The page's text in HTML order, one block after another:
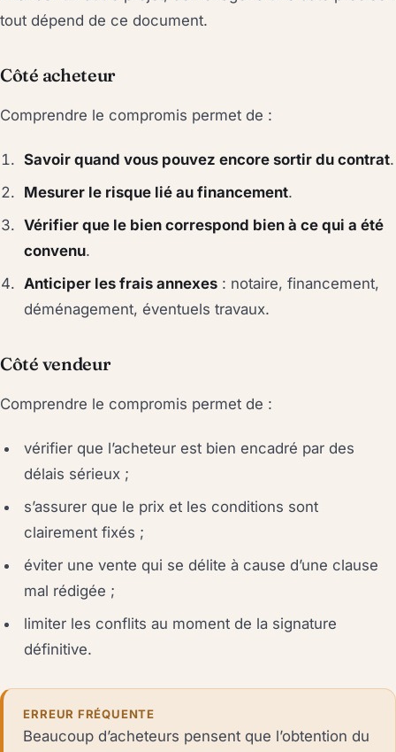
tout dépend de ce document.
Côté acheteur
Comprendre le compromis permet de :
Savoir quand vous pouvez encore sortir du contrat.
Mesurer le risque lié au financement.
Vérifier que le bien correspond bien à ce qui a été
convenu.
Anticiper les frais annexes : notaire, financement,
déménagement, éventuels travaux.
Côté vendeur
Comprendre le compromis permet de :
vérifier que l’acheteur est bien encadré par des
délais sérieux ;
s’assurer que le prix et les conditions sont
clairement fixés ;
éviter une vente qui se délite à cause d’une clause
mal rédigée ;
limiter les conflits au moment de la signature
définitive.
ERREUR FRÉQUENTE
Beaucoup d’acheteurs pensent que l’obtention du